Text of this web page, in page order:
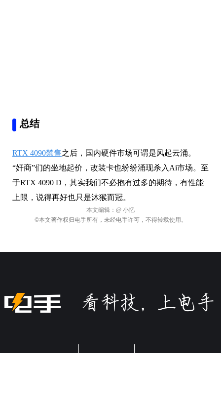
总结
RTX 4090禁售之后，国内硬件市场可谓是风起云涌。
“奸商”们的坐地起价，改装卡也纷纷涌现杀入Ai市场。至
于RTX 4090 D，其实我们不必抱有过多的期待，有性能
上限，说得再好也只是沐猴而冠。
本文编辑： @ 小忆
©本文著作权归电手所有，未经电手许可，不得转载使用。